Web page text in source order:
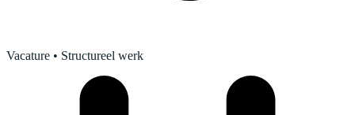
Vacature • Structureel werk